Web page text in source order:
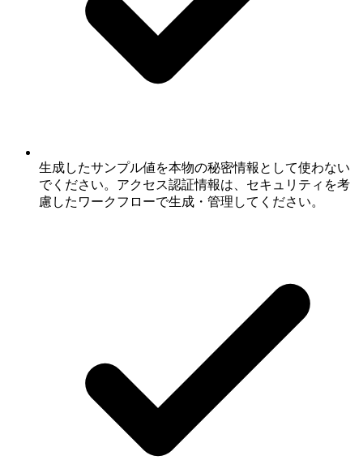
生成したサンプル値を本物の秘密情報として使わない
でください。アクセス認証情報は、セキュリティを考
慮したワークフローで生成・管理してください。